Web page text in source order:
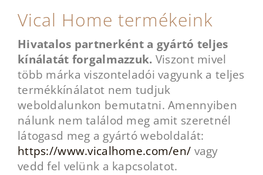
Vical Home termékeink
Hivatalos partnerként a gyártó teljes
kínálatát forgalmazzuk. Viszont mivel
több márka viszonteladói vagyunk a teljes
termékkínálatot nem tudjuk
weboldalunkon bemutatni. Amennyiben
nálunk nem találod meg amit szeretnél
látogasd meg a gyártó weboldalát:
https://www.vicalhome.com/en/ vagy
vedd fel velünk a kapcsolatot.